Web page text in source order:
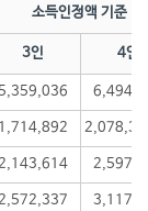
소득인정액 기준
3인 4인
1,714,892